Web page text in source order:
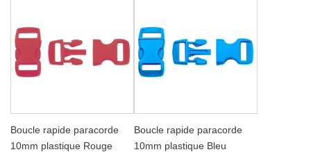
Boucle rapide paracorde
10mm plastique Rouge
Boucle rapide paracorde
10mm plastique Bleu